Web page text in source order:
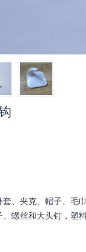
、夹克、帽子、毛
螺丝和大头钉，塑